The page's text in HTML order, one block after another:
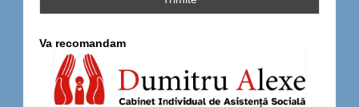
Va recomandam